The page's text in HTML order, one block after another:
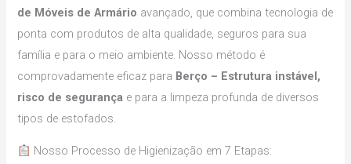
de Móveis de Armário avançado, que combina tecnologia de
ponta com produtos de alta qualidade, seguros para sua
família e para o meio ambiente. Nosso método é
comprovadamente eficaz para Berço – Estrutura instável,
risco de segurança e para a limpeza profunda de diversos
tipos de estofados.
Nosso Processo de Higienização em 7 Etapas: